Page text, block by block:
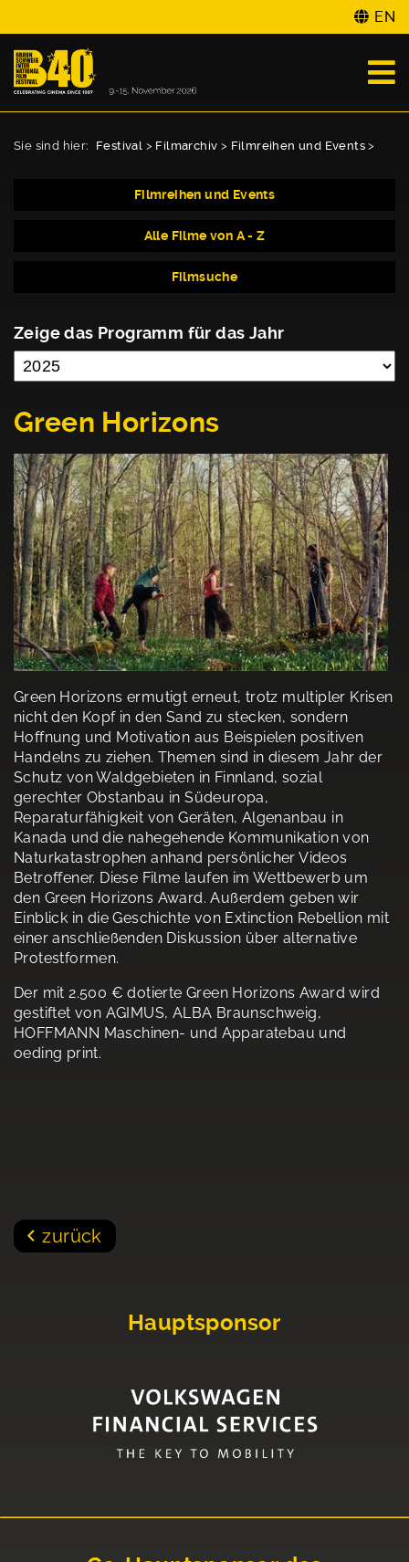
EN
Sie sind hier: Festival > Filmarchiv > Filmreihen und Events >
Filmreihen und Events
Alle Filme von A - Z
Filmsuche
Zeige das Programm für das Jahr
Green Horizons
Green Horizons ermutigt erneut, trotz multipler Krisen
nicht den Kopf in den Sand zu stecken, sondern
Hoffnung und Motivation aus Beispielen positiven
Handelns zu ziehen. Themen sind in diesem Jahr der
Schutz von Waldgebieten in Finnland, sozial
gerechter Obstanbau in Südeuropa,
Reparaturfähigkeit von Geräten, Algenanbau in
Kanada und die nahegehende Kommunikation von
Naturkatastrophen anhand persönlicher Videos
Betroffener. Diese Filme laufen im Wettbewerb um
den Green Horizons Award. Außerdem geben wir
Einblick in die Geschichte von Extinction Rebellion mit
einer anschließenden Diskussion über alternative
Protestformen.
Der mit 2.500 € dotierte Green Horizons Award wird
gestiftet von AGIMUS, ALBA Braunschweig,
HOFFMANN Maschinen- und Apparatebau und
oeding print.
zurück
Hauptsponsor